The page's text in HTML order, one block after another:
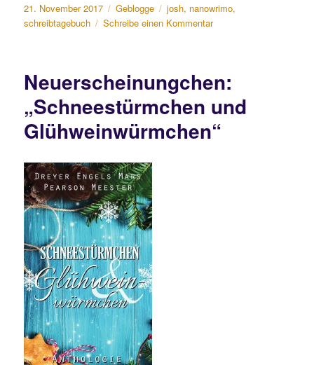
Veröffentlicht
am
21. November 2017 Kategorien
Geblogge Schlagwörter
josh, nanowrimo,
schreibtagebuch
Schreibe einen Kommentarzu
Neuerscheinungchen:
„Schneestürmchen und
Glühweinwürmchen“